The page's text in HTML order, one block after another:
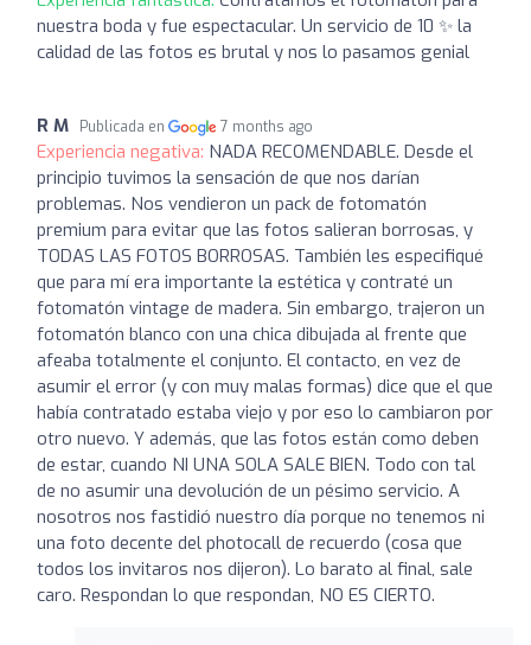
nuestra boda y fue espectacular. Un servicio de 10 ✨ la
calidad de las fotos es brutal y nos lo pasamos genial
R M Publicada en 7 months ago
Experiencia negativa: NADA RECOMENDABLE. Desde el
principio tuvimos la sensación de que nos darían
problemas. Nos vendieron un pack de fotomatón
premium para evitar que las fotos salieran borrosas, y
TODAS LAS FOTOS BORROSAS. También les especifiqué
que para mí era importante la estética y contraté un
fotomatón vintage de madera. Sin embargo, trajeron un
fotomatón blanco con una chica dibujada al frente que
afeaba totalmente el conjunto. El contacto, en vez de
asumir el error (y con muy malas formas) dice que el que
había contratado estaba viejo y por eso lo cambiaron por
otro nuevo. Y además, que las fotos están como deben
de estar, cuando NI UNA SOLA SALE BIEN. Todo con tal
de no asumir una devolución de un pésimo servicio. A
nosotros nos fastidió nuestro día porque no tenemos ni
una foto decente del photocall de recuerdo (cosa que
todos los invitaros nos dijeron). Lo barato al final, sale
caro. Respondan lo que respondan, NO ES CIERTO.